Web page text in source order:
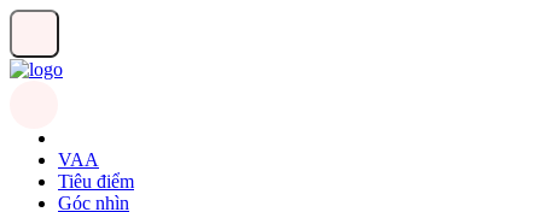
VAA
Tiêu điểm
Góc nhìn